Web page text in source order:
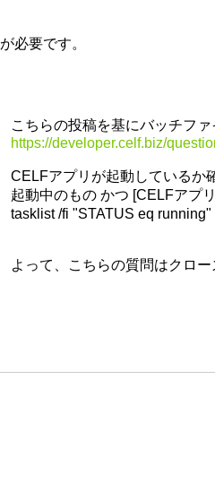
が必要です。
こちらの投稿を基にバッチフ
https://developer.celf.biz/
CELFアプリが起動しているか
起動中のもの かつ [CELFアプ
tasklist /fi "STATUS eq
よって、こちらの質問はクロ